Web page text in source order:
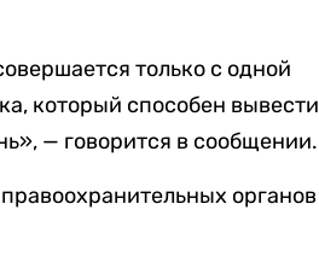
только с одной
который способен вывести
— говорится в сообщении.
органов